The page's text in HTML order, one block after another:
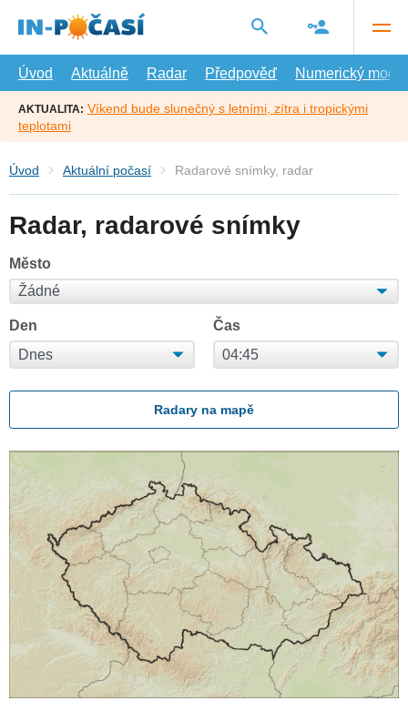
hlavní
Úvod
Aktuálně Radar Předpověď Numerický model
AKTUALITA: Víkend bude slunečný s letními, zítra i tropickými
teplotami
Úvod Aktuální počasí Radarové snímky, radar
Radar, radarové snímky
Město
Den Čas
Radary na mapě